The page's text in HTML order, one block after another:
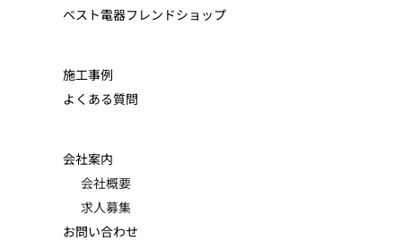
ベスト電器フレンドショップ
施工事例
よくある質問
会社案内
会社概要
求人募集
お問い合わせ